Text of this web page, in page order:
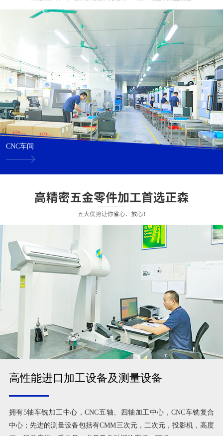
CNC车间
高性能进口加工设备及测量设备
拥有5轴车铣加工中心，CNC五轴、四轴加工中心，CNC车铣复合
中心；先进的测量设备包括有CMM三次元，二次元，投影机，高度